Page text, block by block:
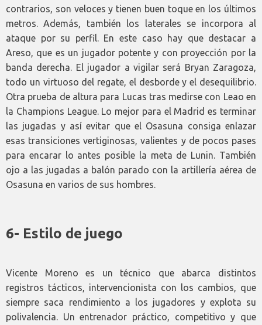
contrarios, son veloces y tienen buen toque en los últimos
metros. Además, también los laterales se incorpora al
ataque por su perfil. En este caso hay que destacar a
Areso, que es un jugador potente y con proyección por la
banda derecha. El jugador a vigilar será Bryan Zaragoza,
todo un virtuoso del regate, el desborde y el desequilibrio.
Otra prueba de altura para Lucas tras medirse con Leao en
la Champions League. Lo mejor para el Madrid es terminar
las jugadas y así evitar que el Osasuna consiga enlazar
esas transiciones vertiginosas, valientes y de pocos pases
para encarar lo antes posible la meta de Lunin. También
ojo a las jugadas a balón parado con la artillería aérea de
Osasuna en varios de sus hombres.
6- Estilo de juego
Vicente Moreno es un técnico que abarca distintos
registros tácticos, intervencionista con los cambios, que
siempre saca rendimiento a los jugadores y explota su
polivalencia. Un entrenador práctico, competitivo y que